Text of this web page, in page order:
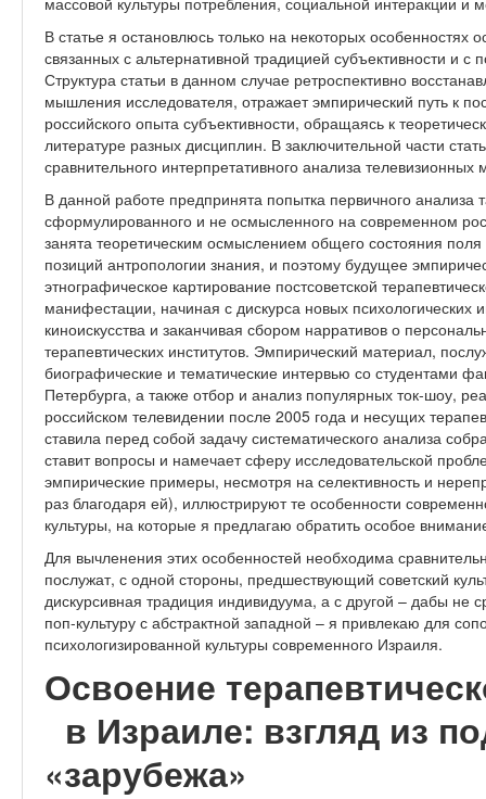
В статье я остановлюсь только на некоторых особенностях
связанных с альтернативной традицией субъективности и с
Структура статьи в данном случае ретроспективно
мышления исследователя, отражает эмпирический путь к
российского опыта субъективности, обращаясь к
литературе разных дисциплин. В заключительной части
сравнительного интерпретативного анализа телевизионных
В данной работе предпринята попытка первичного анализа
сформулированного и не осмысленного на современном
занята теоретическим осмыслением общего состояния поля
позиций антропологии знания, и поэтому будущее
этнографическое картирование постсоветской
манифестации, начиная с дискурса новых психологических
киноискусства и заканчивая сбором нарративов о
терапевтических институтов. Эмпирический материал,
биографические и тематические интервью со студентами
Петербурга, а также отбор и анализ популярных ток-шоу,
российском телевидении после 2005 года и несущих
ставила перед собой задачу систематического анализа
ставит вопросы и намечает сферу исследовательской
эмпирические примеры, несмотря на селективность и
раз благодаря ей), иллюстрируют те особенности
культуры, на которые я предлагаю обратить особое
Для вычленения этих особенностей необходима
послужат, с одной стороны, предшествующий советский
дискурсивная традиция индивидуума, а с другой – дабы не
поп-культуру с абстрактной западной – я привлекаю для
психологизированной культуры современного Израиля.
Освоение
в Израиле: взгляд из
«зарубежа»